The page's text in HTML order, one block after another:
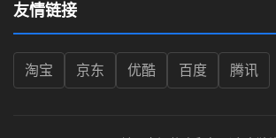
友情链接
淘宝 京东 优酷 百度 腾讯